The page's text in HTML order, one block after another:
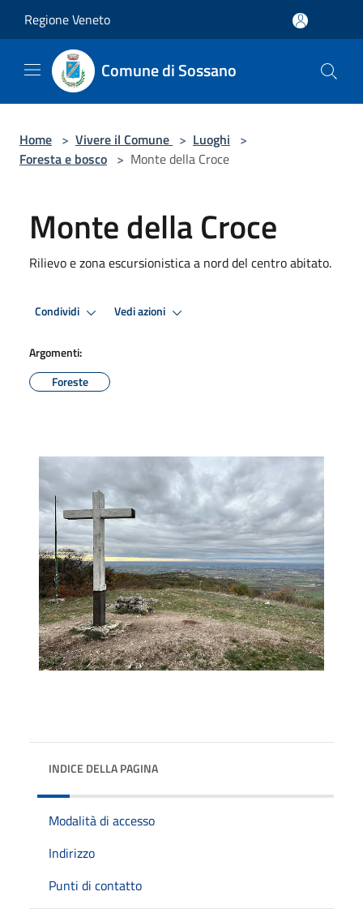
Regione Veneto
Comune di Sossano
Home > Vivere il Comune > Luoghi >
Foresta e bosco > Monte della Croce
Monte della Croce
Rilievo e zona escursionistica a nord del centro abitato.
Condividi Vedi azioni
Argomenti:
Foreste
INDICE DELLA PAGINA
Modalità di accesso
Indirizzo
Punti di contatto